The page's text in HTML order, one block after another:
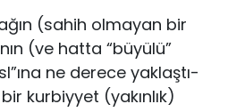
(sahih olmayan bir
(ve hatta “büyülü”
ne derece yaklaştı­
kurbiyyet (yakınlık)